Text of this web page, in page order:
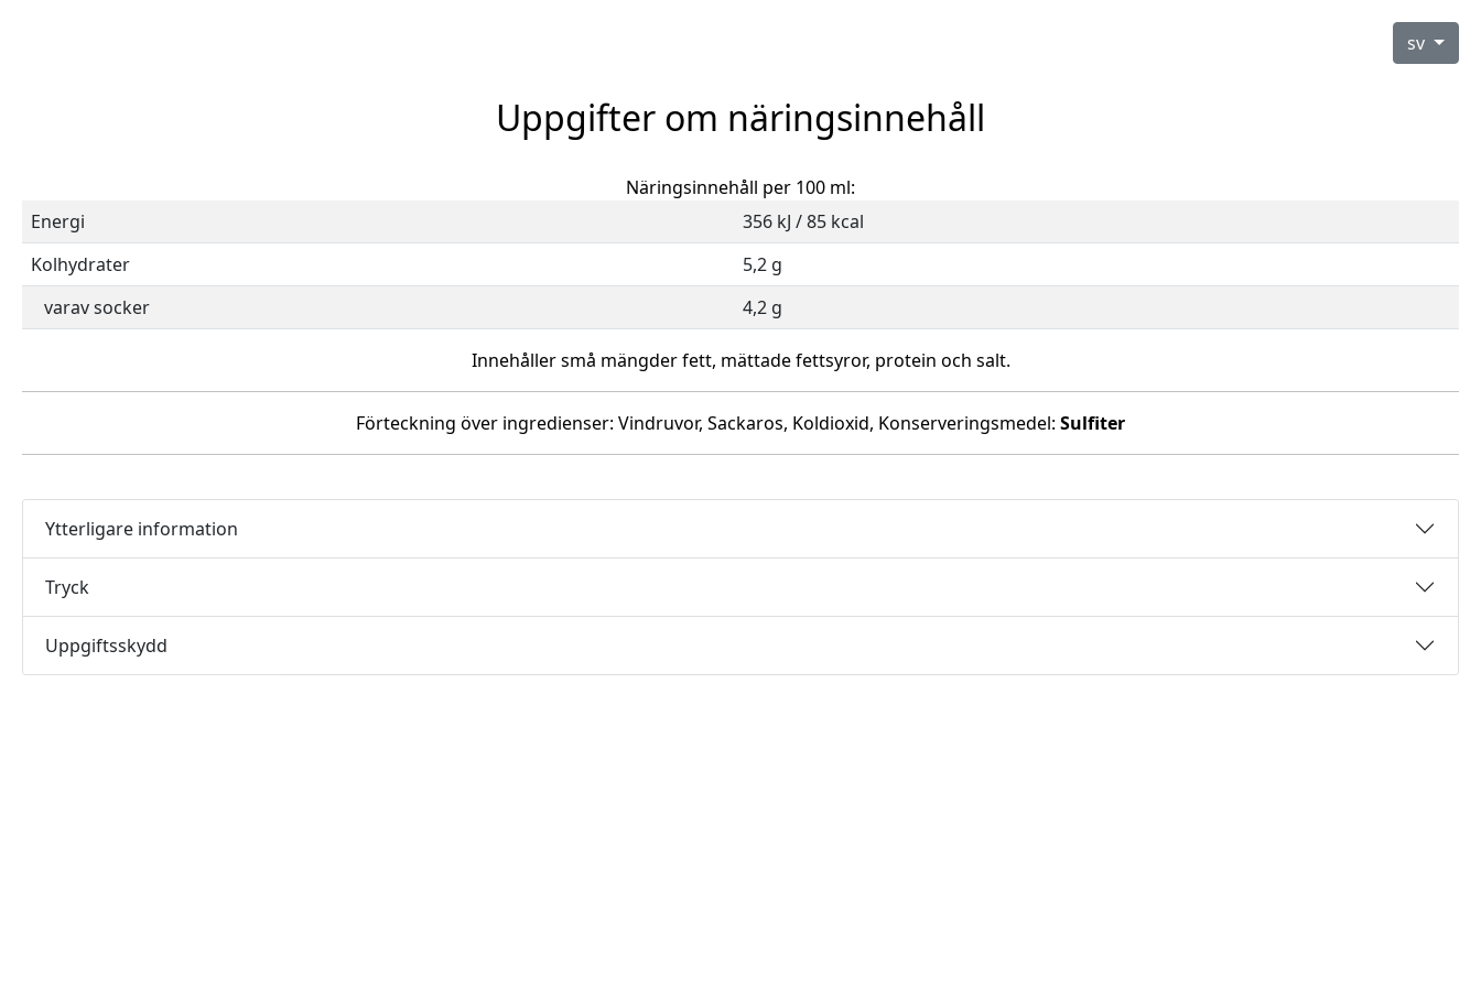
sv
Uppgifter om näringsinnehåll
Näringsinnehåll per 100 ml:
Energi
356 kJ / 85 kcal
Kolhydrater
5,2 g
varav socker
4,2 g
Innehåller små mängder fett, mättade fettsyror, protein och salt.
Förteckning över ingredienser: Vindruvor, Sackaros, Koldioxid, Konserveringsmedel: Sulfiter
Ytterligare information
Tryck
Uppgiftsskydd